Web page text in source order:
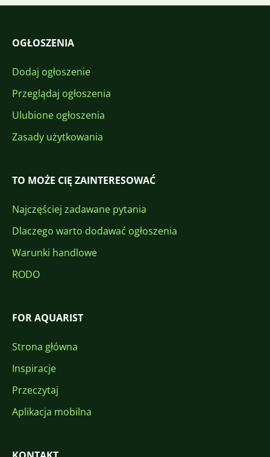
OGŁOSZENIA
Dodaj ogłoszenie
Przeglądaj ogłoszenia
Ulubione ogłoszenia
Zasady użytkowania
TO MOŻE CIĘ ZAINTERESOWAĆ
Najczęściej zadawane pytania
Dlaczego warto dodawać ogłoszenia
Warunki handlowe
RODO
FOR AQUARIST
Strona główna
Inspiracje
Przeczytaj
Aplikacja mobilna